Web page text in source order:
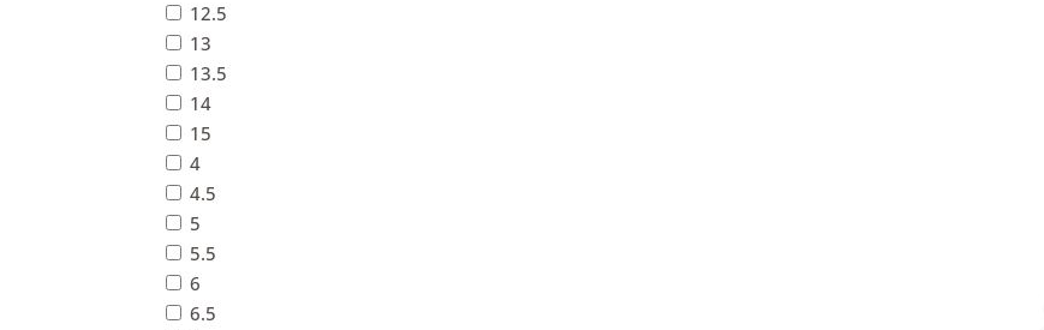
12.5
13
13.5
14
15
4
4.5
5
5.5
6
6.5